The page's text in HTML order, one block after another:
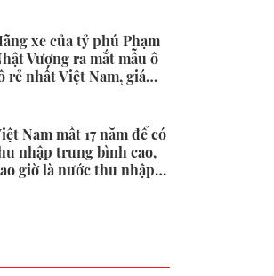
xe của tỷ phú Phạm
Vượng ra mắt mẫu ô
rẻ nhất Việt Nam, giá
Nam mất 17 năm để có
nhập trung bình cao,
giờ là nước thu nhập